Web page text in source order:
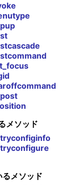
メソッド
メソッド